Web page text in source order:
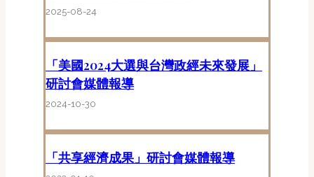
2025-08-24
「美國2024大選與台灣政經未來發展」
研討會媒體報導
2024-10-30
「共享經濟成果」研討會媒體報導